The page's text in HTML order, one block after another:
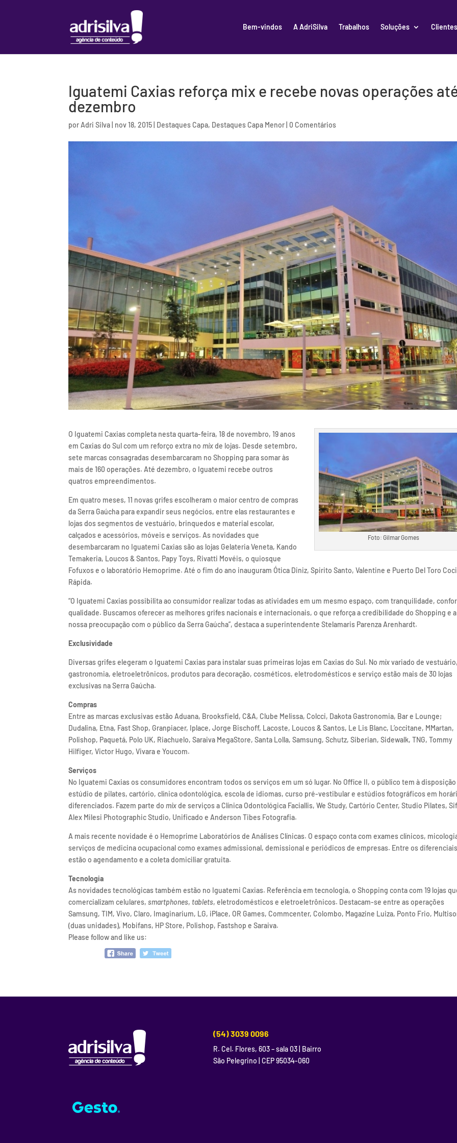
Bem-vindos A AdriSilva Trabalhos Soluções Clientes
Iguatemi Caxias reforça mix e recebe novas operações
dezembro
porAdri Silva nov 18, 2015 Destaques Capa, Destaques Capa Menor 0 Comentários
Foto: Gilmar Gomes
O Iguatemi Caxias completa nesta quarta-feira, 18 de novembro, 19 anos
em Caxias do Sul com um reforço extra nomixde lojas. Desde setembro,
sete marcas consagradas desembarcaram no Shopping para somar às
mais de 160 operações. Até dezembro, o Iguatemi recebe outros
quatros empreendimentos.
Em quatro meses, 11 novas grifes escolheram o maior centro de compras
da Serra Gaúcha para expandir seus negócios, entre elas restaurantes e
lojas dos segmentos de vestuário, brinquedos e material escolar,
calçados e acessórios, móveis e serviços. As novidades que
desembarcaram no Iguatemi Caxias são as lojas Gelateria Veneta, Kando
Temakeria, Loucos & Santos, Papy Toys, Rivatti Movéis, o quiosque
Fofuxos e o laboratório Hemoprime. Até o fim do ano inauguram Ótica Diniz, Spirito Santo, Valentine e Puerto Del Toro
Rápida.
“O Iguatemi Caxias possibilita ao consumidor realizar todas as atividades em um mesmo espaço, com tranquilidade,
qualidade. Buscamos oferecer as melhores grifes nacionais e internacionais, o que reforça a credibilidade do Shopping e a
nossa preocupação com o público da Serra Gaúcha”, destaca a superintendente Stelamaris Parenza Arenhardt.
Exclusividade
Diversas grifes elegeram o Iguatemi Caxias para instalar suas primeiras lojas em Caxias do Sul. Nomixvariado de vestuário,
gastronomia, eletroeletrônicos, produtos para decoração, cosméticos, eletrodomésticos e serviço estão mais de 30 lojas
exclusivas na Serra Gaúcha.
Compras
Entre as marcas exclusivas estão Aduana, Brooksfield, C&A, Clube Melissa, Colcci, Dakota Gastronomia, Bar e Lounge;
Dudalina, Etna, Fast Shop, Granpiacer, Iplace, Jorge Bischoff, Lacoste, Loucos & Santos, Le Lis Blanc, L’occitane, MMartan,
Polishop, Paquetá, Polo UK, Riachuelo, Saraiva MegaStore, Santa Lolla, Samsung, Schutz, Siberian, Sidewalk, TNG, Tommy
Hilfiger, Victor Hugo, Vivara e Youcom.
Serviços
No Iguatemi Caxias os consumidores encontram todos os serviços em um só lugar. No Office II, o público tem à disposição
estúdio de pilates, cartório, clínica odontológica, escola de idiomas, curso pré-vestibular e estúdios fotográficos em
diferenciados. Fazem parte domixde serviços a Clínica Odontológica Faciallis, We Study, Cartório Center, Studio Pilates,
Alex Milesi Photographic Studio, Unificado e Anderson Tibes Fotografia.
A mais recente novidade é o Hemoprime Laboratórios de Análises Clínicas. O espaço conta com exames clínicos,
serviços de medicina ocupacional como exames admissional, demissional e periódicos de empresas. Entre os diferenciais
estão o agendamento e a coleta domiciliar gratuita.
Tecnologia
As novidades tecnológicas também estão no Iguatemi Caxias. Referência em tecnologia, o Shopping conta com 19 lojas
comercializam celulares,smartphones, tablets, eletrodomésticos e eletroeletrônicos. Destacam-se entre as operações
Samsung, TIM, Vivo, Claro, Imaginarium, LG, iPlace, OR Games, Commcenter, Colombo, Magazine Luiza, Ponto Frio,
(duas unidades), Mobifans, HP Store, Polishop, Fastshop e Saraiva.
Please follow and like us:
(54) 3039 0096
R. Cel. Flores, 603 – sala 03 | Bairro
São Pelegrino | CEP 95034-060